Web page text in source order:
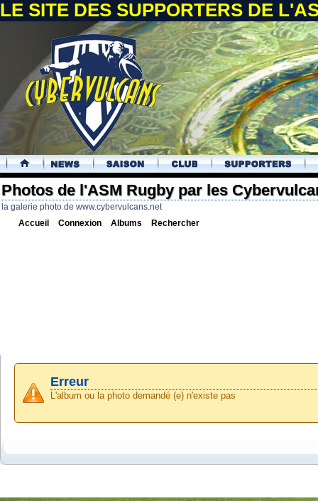
LE SITE DES SUPPORTERS DE
.
Photos de l'ASM Rugby par les
la galerie photo de www.cybervulcans.net
Accueil Connexion Albums Rechercher
Erreur
L'album ou la photo demandé (e) n'existe pas